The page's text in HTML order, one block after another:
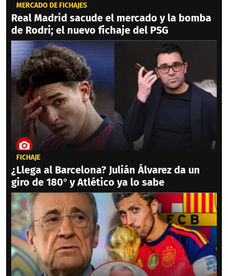
MERCADO DE FICHAJES
Real Madrid sacude el mercado y la bomba
de Rodri; el nuevo fichaje del PSG
FICHAJE
¿Llega al Barcelona? Julián Álvarez da un
giro de 180° y Atlético ya lo sabe